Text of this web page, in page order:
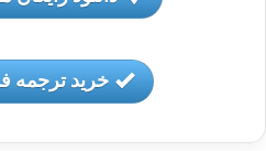
خرید ترجمه